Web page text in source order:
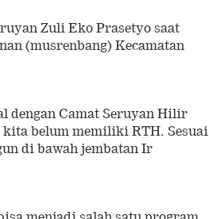
Zuli Eko Prasetyo saat
(musrenbang) Kecamatan
dengan Camat Seruyan Hilir
belum memiliki RTH. Sesuai
di bawah jembatan Ir